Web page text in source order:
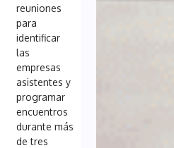
reuniones
para
identificar
las
empresas
asistentes y
programar
encuentros
durante más
de tres